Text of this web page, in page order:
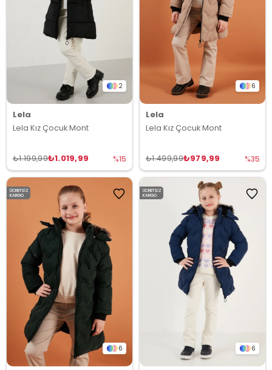
2
Lela
Lela Kız Çocuk Mont
₺1.019,99
₺1.199,99 %15
6
Lela
Lela Kız Çocuk Mont
₺979,99
₺1.499,99 %35
6
ÜCRETSIZ
KARGO
6
ÜCRETSIZ
KARGO